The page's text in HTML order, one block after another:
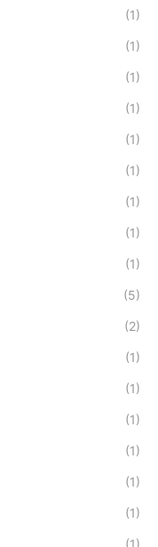
(1)
(1)
(1)
(1)
(1)
(1)
(1)
(1)
(1)
(5)
(2)
(1)
(1)
(1)
(1)
(1)
(1)